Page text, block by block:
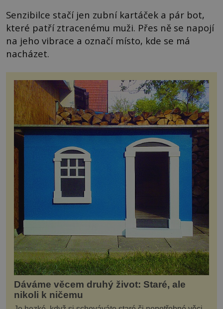
Senzibilce stačí jen zubní kartáček a pár bot,
které patří ztracenému muži. Přes ně se napojí
na jeho vibrace a označí místo, kde se má
nacházet.
Dáváme věcem druhý život: Staré, ale
nikoli k ničemu